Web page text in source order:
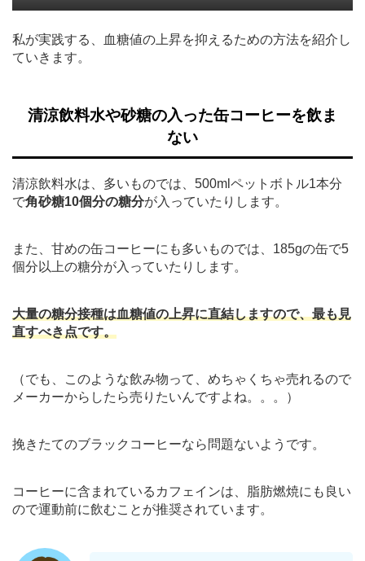
私が実践する、血糖値の上昇を抑えるための方法を紹介し
ていきます。
清涼飲料水や砂糖の入った缶コーヒーを飲ま
ない
清涼飲料水は、多いものでは、500mlペットボトル1本分
で角砂糖10個分の糖分が入っていたりします。
また、甘めの缶コーヒーにも多いものでは、185gの缶で5
個分以上の糖分が入っていたりします。
大量の糖分接種は血糖値の上昇に直結しますので、最も見
直すべき点です。
（でも、このような飲み物って、めちゃくちゃ売れるので
メーカーからしたら売りたいんですよね。。。）
挽きたてのブラックコーヒーなら問題ないようです。
コーヒーに含まれているカフェインは、脂肪燃焼にも良い
ので運動前に飲むことが推奨されています。